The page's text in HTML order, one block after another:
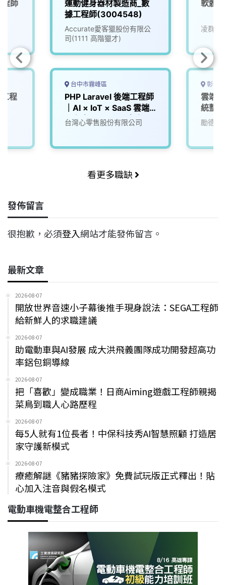
師
程
運動健身器材製造商_數
據工程師(3004548)
Accurate愛客獵股份有限公
司(1111 高階獵才)
台中市霧峰區
PHP Laravel 後端工程師
｜AI × IoT × SaaS 雲端
平台｜45K~60K｜產品
台灣心零售股份有限公司
軟體
凌群電
彰化
雲端
統整
勵德自
看更多職缺
發佈留言
很抱歉，必須登入網站才能發佈留言。
最新文章
2026-08-07
開放世界音速小子幕後推手現身說法：SEGA工程師
給新鮮人的求職建議
2026-08-07
助電動車與AI發展 成大洪飛義團隊成功開發超高功
率鋁包銅導線
2026-08-07
把「喜歡」變成職業！日商Aiming遊戲工程師親揭
菜鳥到職人心路歷程
2026-08-07
每5人就有1位長者！中保科技秀AI智慧照顧 打造居
家守護新模式
2026-08-07
療癒解謎《豬豬探險家》免費試玩版正式釋出！貼
心加入注音與假名模式
電動車機電整合工程師